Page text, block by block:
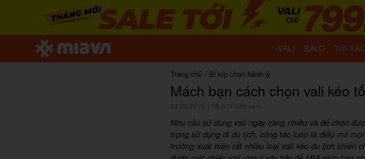
VALI BALO TÚI
Trang chủ / Bí kíp chọn hành lý
Mách bạn cách chọn vali kéo
24.05.2018 18,511 lượt xem
Nhu cầu sử dụng vali ngày càng nhiều và để chọn
trọng sử dụng đi du lịch, công tác luôn là điều mà
trường xuất hiện rất nhiều loại vali kéo du lịch khiến